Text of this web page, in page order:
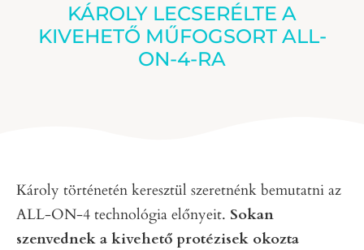
KÁROLY LECSERÉLTE A
KIVEHETŐ MŰFOGSORT ALL-
ON-4-RA
Károly történetén keresztül szeretnénk bemutatni az
ALL-ON-4 technológia előnyeit. Sokan
szenvednek a kivehető protézisek okozta